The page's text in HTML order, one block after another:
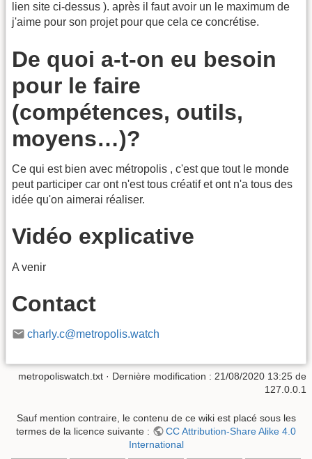
lien site ci-dessus ). après il faut avoir un le maximum de
j'aime pour son projet pour que cela ce concrétise.
De quoi a-t-on eu besoin
pour le faire
(compétences, outils,
moyens…)?
Ce qui est bien avec métropolis , c'est que tout le monde
peut participer car ont n'est tous créatif et ont n'a tous des
idée qu'on aimerai réaliser.
Vidéo explicative
A venir
Contact
charly.c@metropolis.watch
metropoliswatch.txt · Dernière modification : 21/08/2020 13:25 de
127.0.0.1
Sauf mention contraire, le contenu de ce wiki est placé sous les
termes de la licence suivante :
CC Attribution-Share Alike 4.0
International